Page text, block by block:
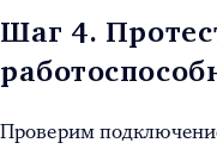
Шаг 4.
Проверим